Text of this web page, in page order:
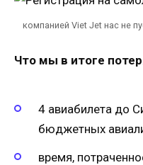
компанией Viet Jet нас не
Что мы в итоге
4 авиабилета до
бюджетных
время,